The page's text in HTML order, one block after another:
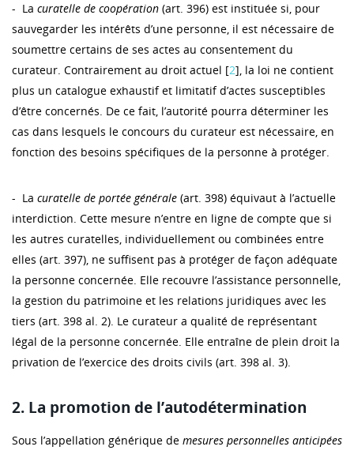
- La curatelle de coopération (art. 396) est instituée si, pour
sauvegarder les intérêts d’une personne, il est nécessaire de
soumettre certains de ses actes au consentement du
curateur. Contrairement au droit actuel [2], la loi ne contient
plus un catalogue exhaustif et limitatif d’actes susceptibles
d’être concernés. De ce fait, l’autorité pourra déterminer les
cas dans lesquels le concours du curateur est nécessaire, en
fonction des besoins spécifiques de la personne à protéger.
- La curatelle de portée générale (art. 398) équivaut à l’actuelle
interdiction. Cette mesure n’entre en ligne de compte que si
les autres curatelles, individuellement ou combinées entre
elles (art. 397), ne suffisent pas à protéger de façon adéquate
la personne concernée. Elle recouvre l’assistance personnelle,
la gestion du patrimoine et les relations juridiques avec les
tiers (art. 398 al. 2). Le curateur a qualité de représentant
légal de la personne concernée. Elle entraîne de plein droit la
privation de l’exercice des droits civils (art. 398 al. 3).
2. La promotion de l’autodétermination
Sous l’appellation générique de mesures personnelles anticipées